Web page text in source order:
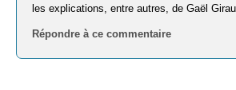
les explications, entre autres, de Gaël
Répondre à ce commentaire